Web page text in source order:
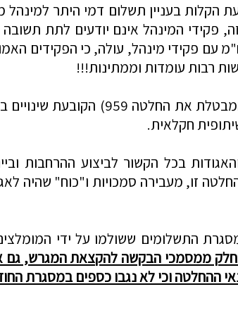
למינהל
פקידי המינהל אינם יודעים לתת
עם פקידי מינהל, עולה, כי הפקידים
רבות עומדות וממתינות!!!
ובעת שינויים
חקלאית.
זו, מעבירה סמכויות ו"כוח" שהיה
התשלומים ששולמו על ידי
ממסמכי הבקשה להקצאת המגרש, גם
ההחלטה וכי לא נגבו כספים במסגרת